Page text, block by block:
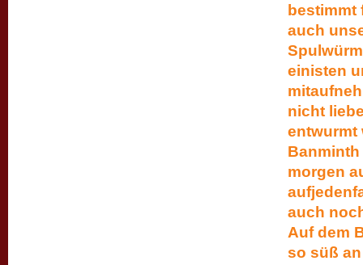
bestimmt
auch
einisten
nicht
entwurmt
morgen
auch
Auf dem
so süß an